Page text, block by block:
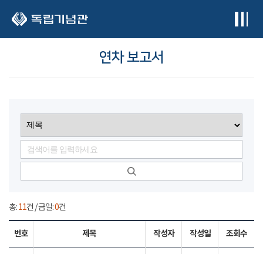
연차 보고서
총:11건 / 금일:0건
번호 제목 작성자 작성일 조회수